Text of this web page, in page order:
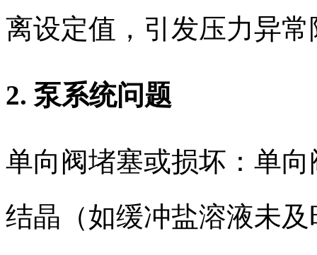
离设定值，引发压力异常
2. 泵系统问题
单向阀堵塞或损坏：单
结晶（如缓冲盐溶液未